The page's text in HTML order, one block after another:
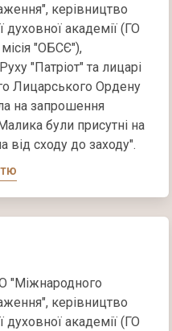
керівництво
академії (ГО
"ОБСЄ"),
"Патріот" та лицарі
Лицарського Ордену
на запрошення
були присутні на
від сходу до заходу".
"Міжнародного
керівництво
академії (ГО